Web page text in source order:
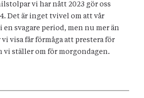
vi har nått 2023 gör oss
Det är inget tvivel om att vår
svagare period, men nu mer än
visa får förmåga att prestera för
vi ställer om för morgondagen.